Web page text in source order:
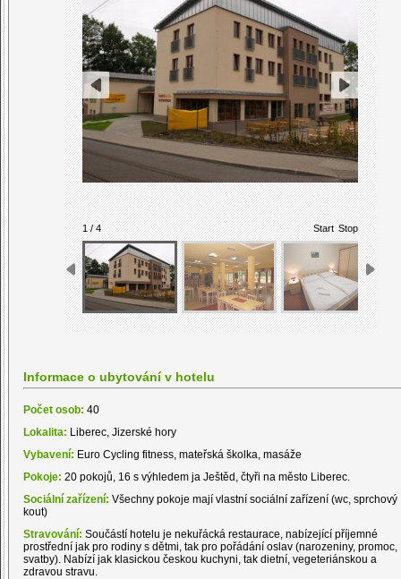
1 / 4 Start Stop
Informace o ubytování v hotelu
Počet osob: 40
Lokalita: Liberec, Jizerské hory
Vybavení: Euro Cycling fitness, mateřská školka, masáže
Pokoje: 20 pokojů, 16 s výhledem ja Ještěd, čtyři na město Liberec.
Sociální zařízení: Všechny pokoje mají vlastní sociální zařízení (wc, sprchový
kout)
Stravování: Součástí hotelu je nekuřácká restaurace, nabízející příjemné
prostřední jak pro rodiny s dětmi, tak pro pořádání oslav (narozeniny, promoc,
svatby). Nabízí jak klasickou českou kuchyni, tak dietní, vegeteriánskou a
zdravou stravu.